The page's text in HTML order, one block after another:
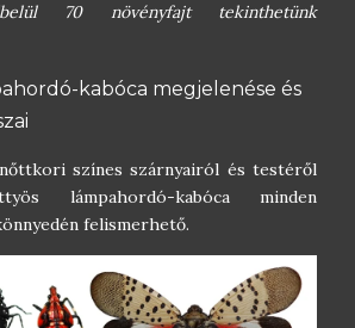
70 növényfajt tekinthetünk
kabóca megjelenése és
színes szárnyairól és testéről
lámpahordó-kabóca minden
felismerhető.